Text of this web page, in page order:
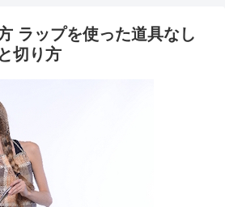
ラップを使った道具なし
切り方